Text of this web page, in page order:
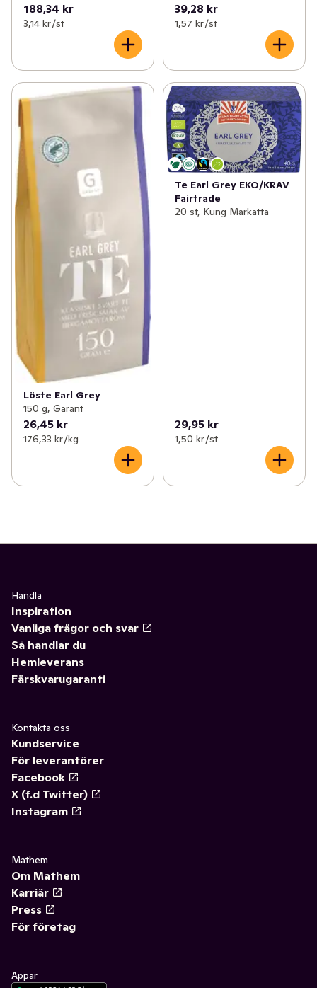
188,34 kr
3,14 kr /st
39,28 kr
1,57 kr /st
Löste Earl Grey
150 g, Garant
26,45 kr
176,33 kr /kg
Te Earl Grey EKO/KRAV
Fairtrade
20 st, Kung Markatta
29,95 kr
1,50 kr /st
Handla
Inspiration
Vanliga frågor och svar
Så handlar du
Hemleverans
Färskvarugaranti
Kontakta oss
Kundservice
För leverantörer
Facebook
X (f.d Twitter)
Instagram
Mathem
Om Mathem
Karriär
Press
För företag
Appar